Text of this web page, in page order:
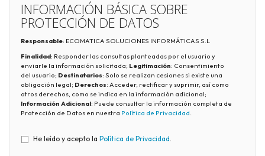
INFORMACIÓN BÁSICA SOBRE
PROTECCIÓN DE DATOS
Responsable: ECOMATICA SOLUCIONES INFORMÁTICAS S.L
Finalidad: Responder las consultas planteadas por el usuario y
enviarle la información solicitada; Legitimación: Consentimiento
del usuario; Destinatarios: Solo se realizan cesiones si existe una
obligación legal; Derechos: Acceder, rectificar y suprimir, así como
otros derechos, como se indica en la información adicional;
Información Adicional: Puede consultar la información completa de
Protección de Datos en nuestra Política de Privacidad.
He leído y acepto la Política de Privacidad